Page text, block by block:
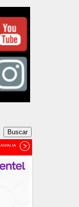
AMALIA PANDO